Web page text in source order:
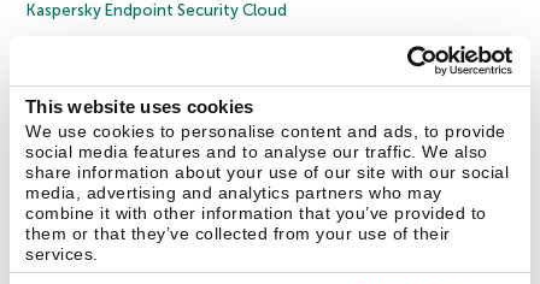
This website uses cookies
We use cookies to personalise content and ads, to provide
social media features and to analyse our traffic. We also
share information about your use of our site with our social
media, advertising and analytics partners who may
combine it with other information that you’ve provided to
them or that they’ve collected from your use of their
services.
Kaspersky Endpoint Security Cloud
MITTLERE UNTERNEHMEN
51-999 MITARBEITER
Kaspersky Endpoint Security Cloud
Kaspersky Endpoint Security for Business Select
Kaspersky Endpoint Security for Business Advanced
Alle Produkte